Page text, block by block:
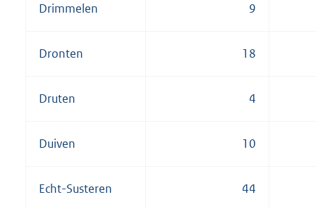
Drimmelen 9
Dronten 18
Druten 4
Duiven 10
Echt-Susteren 44